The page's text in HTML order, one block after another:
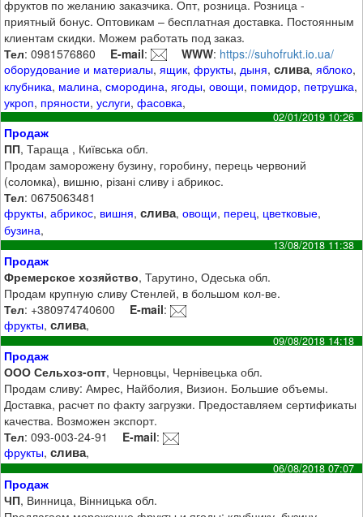
фруктов по желанию заказчика. Опт, розница. Розница -
приятный бонус. Оптовикам – бесплатная доставка. Постоянным
клиентам скидки. Можем работать под заказ.
Тел: 0981576860 E-mail: WWW: https://suhofrukt.io.ua/
оборудование и материалы,ящик,фрукты, дыня,слива,яблоко,
клубника, малина,смородина,ягоды,овощи, помидор, петрушка,
укроп, пряности,услуги,фасовка,
02/01/2019 10:26
Продаж
ПП, Тараща , Київська обл.
Продам заморожену бузину, горобину, перець червоний
(соломка), вишню, різані сливу і абрикос.
Тел: 0675063481
фрукты,абрикос, вишня,слива,овощи, перец, цветковые,
бузина,
13/08/2018 11:38
Продаж
Фремерское хозяйство, Тарутино, Одеська обл.
Продам крупную сливу Стенлей, в большом кол-ве.
Тел: +380974740600 E-mail:
фрукты,слива,
09/08/2018 14:18
Продаж
ООО Сельхоз-опт, Черновцы, Чернівецька обл.
Продам сливу: Амрес, Найболия, Визион. Большие объемы.
Доставка, расчет по факту загрузки. Предоставляем сертификаты
качества. Возможен экспорт.
Тел: 093-003-24-91 E-mail:
фрукты,слива,
06/08/2018 07:07
Продаж
ЧП, Винница, Вінницька обл.